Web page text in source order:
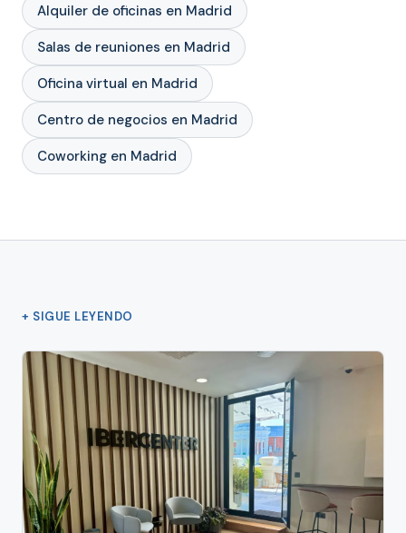
Alquiler de oficinas en Madrid
Salas de reuniones en Madrid
Oficina virtual en Madrid
Centro de negocios en Madrid
Coworking en Madrid
+ SIGUE LEYENDO